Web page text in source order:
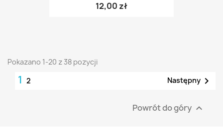
12,00 zł
Pokazano 1-20 z 38 pozycji
1 2 Następny 
Powrót do góry 